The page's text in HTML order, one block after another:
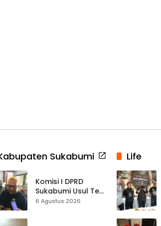
Sukabumi
Komisi I DPRD
Sukabumi Usul Tes
Rambut Jadi
6 Agustus 2026
Life